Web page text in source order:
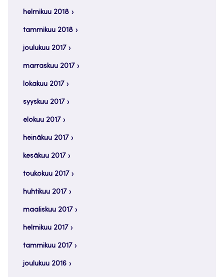
helmikuu 2018
tammikuu 2018
joulukuu 2017
marraskuu 2017
lokakuu 2017
syyskuu 2017
elokuu 2017
heinäkuu 2017
kesäkuu 2017
toukokuu 2017
huhtikuu 2017
maaliskuu 2017
helmikuu 2017
tammikuu 2017
joulukuu 2016